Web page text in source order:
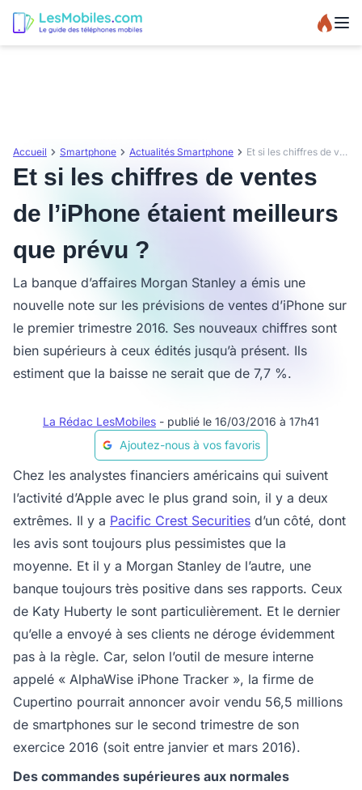
Accueil Smartphone Actualités Smartphone Et si les chiffres de ventes de l’iPhone étaient meilleurs que prévu ?
Et si les chiffres de ventes
de l’iPhone étaient meilleurs
que prévu ?
La banque d’affaires Morgan Stanley a émis une
nouvelle note sur les prévisions de ventes d’iPhone sur
le premier trimestre 2016. Ses nouveaux chiffres sont
bien supérieurs à ceux édités jusqu’à présent. Ils
estiment que la baisse ne serait que de 7,7 %.
La Rédac LesMobiles - publié le 16/03/2016 à 17h41
Ajoutez-nous à vos favoris
Chez les analystes financiers américains qui suivent
l’activité d’Apple avec le plus grand soin, il y a deux
extrêmes. Il y a Pacific Crest Securities d’un côté, dont
les avis sont toujours plus pessimistes que la
moyenne. Et il y a Morgan Stanley de l’autre, une
banque toujours très positive dans ses rapports. Ceux
de Katy Huberty le sont particulièrement. Et le dernier
qu’elle a envoyé à ses clients ne déroge évidemment
pas à la règle. Car, selon l’outil de mesure interne
appelé « AlphaWise iPhone Tracker », la firme de
Cupertino pourrait annoncer avoir vendu 56,5 millions
de smartphones sur le second trimestre de son
exercice 2016 (soit entre janvier et mars 2016).
Des commandes supérieures aux normales